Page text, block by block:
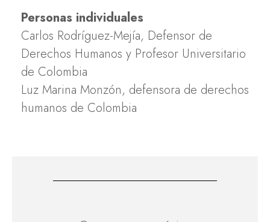
Personas individuales
Carlos Rodríguez-Mejía, Defensor de
Derechos Humanos y Profesor Universitario
de Colombia
Luz Marina Monzón, defensora de derechos
humanos de Colombia